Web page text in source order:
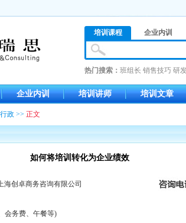
培训课程 企业内训
热门搜索： 班组长 销售技巧 研
企业内训 培训讲师 培训文章
政 >> 正文
如何将培训转化为企业绩效
创卓商务咨询有限公司
会务费、午餐等)